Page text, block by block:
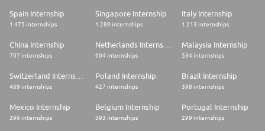
Sie wollen mit uns Gas geben? Starten Sie durch und bewerben Sie sich
jetzt! Read more Read less
About us
Continental ist ein führender Reifenhersteller und Industriespezialist. Das
Milliarden Euro und beschäftigt aktuell rund 78.000 Mitarbeiterinnen und
Mitarbeiter in 54 Ländern und Märkten.
sicherer, intelligenter und nachhaltiger. Sein Premium-Portfolio umfasst
Pkw-, Lkw-, Bus-, Zweirad- und Spezialreifen sowie smarte Lösungen und
Spain Internship
1.475 internships
Singapore Internship
1.289 internships
Italy Internship
1.213 internships
China Internship
707 internships 604 internships
Malaysia Internship
534 internships
469 internships
Poland Internship
427 internships
Brazil Internship
398 internships
Mexico Internship
396 internships
Belgium Internship
393 internships
Portugal Internship
299 internships